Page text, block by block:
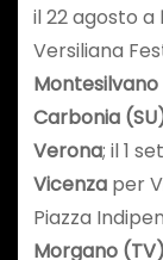
il 22 agosto a
Versiliana
Montesilvano
Carbonia
Verona; il 1
Vicenzaper
Piazza
Morgano (TV)